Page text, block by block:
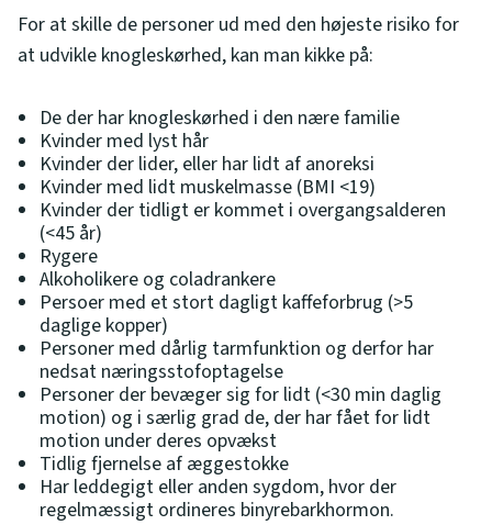
For at skille de personer ud med den højeste risiko for
at udvikle knogleskørhed, kan man kikke på:
De der har knogleskørhed i den nære familie
Kvinder med lyst hår
Kvinder der lider, eller har lidt af anoreksi
Kvinder med lidt muskelmasse (BMI <19)
Kvinder der tidligt er kommet i overgangsalderen
(<45 år)
Rygere
Alkoholikere og coladrankere
Persoer med et stort dagligt kaffeforbrug (>5
daglige kopper)
Personer med dårlig tarmfunktion og derfor har
nedsat næringsstofoptagelse
Personer der bevæger sig for lidt (<30 min daglig
motion) og i særlig grad de, der har fået for lidt
motion under deres opvækst
Tidlig fjernelse af æggestokke
Har leddegigt eller anden sygdom, hvor der
regelmæssigt ordineres binyrebarkhormon.